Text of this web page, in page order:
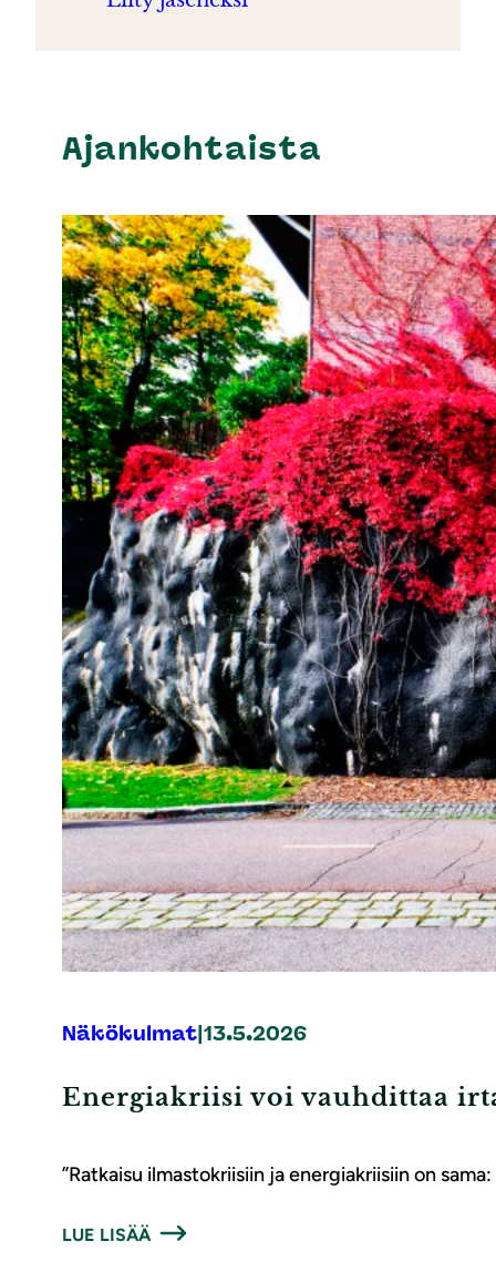
Ajankohtaista
Näkökulmat 13.5.2026
Energiakriisi voi vauhdittaa
”Ratkaisu ilmastokriisiin ja energiakriisiin on
LUE LISÄÄ